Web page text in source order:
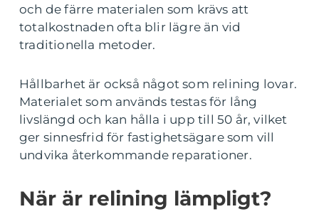
och de färre materialen som krävs att
totalkostnaden ofta blir lägre än vid
traditionella metoder.
Hållbarhet är också något som relining lovar.
Materialet som används testas för lång
livslängd och kan hålla i upp till 50 år, vilket
ger sinnesfrid för fastighetsägare som vill
undvika återkommande reparationer.
När är relining lämpligt?